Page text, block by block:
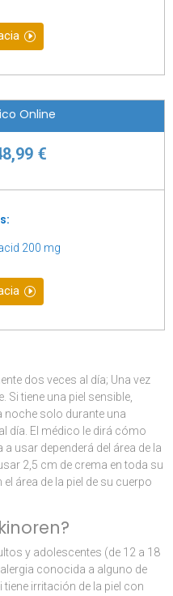
Online
€
200 mg
dos veces al día; Una vez
Si tiene una piel sensible,
noche solo durante una
día. El médico le dirá cómo
usar dependerá del área de la
2,5 cm de crema en toda su
área de la piel de su cuerpo
y adolescentes (de 12 a 18
conocida a alguno de
irritación de la piel con